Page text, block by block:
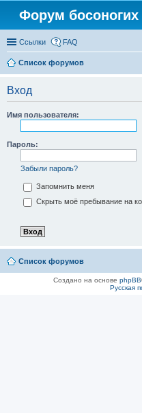
Форум
Ссылки FAQ
Список форумов
Вход
Имя пользователя:
Пароль:
Забыли пароль?
Запомнить меня
Скрыть моё пребывание на
Список форумов
Создано на основе phpBB
Русская